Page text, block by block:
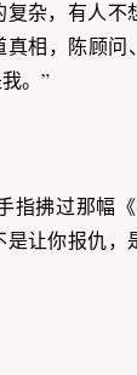
杂，有人不
真相，陈顾
。”
指拂过那幅
让你报仇，